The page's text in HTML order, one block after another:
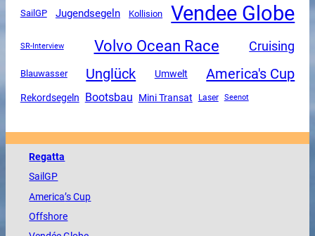
SailGP Jugendsegeln Kollision Vendee Globe
SR-Interview Volvo Ocean Race Cruising
Blauwasser Unglück Umwelt America's Cup
Rekordsegeln Bootsbau Mini Transat Laser Seenot
Regatta
SailGP
America’s Cup
Offshore